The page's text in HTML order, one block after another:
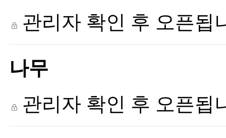
관리자 확인 후 오픈됩
나무
관리자 확인 후 오픈됩